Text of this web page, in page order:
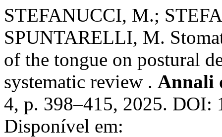
STEFANUCCI, M.;
SPUNTARELLI, M.
of the tongue on postural
systematic review . Annali
4, p. 398–415, 2025. DOI:
Disponível em: